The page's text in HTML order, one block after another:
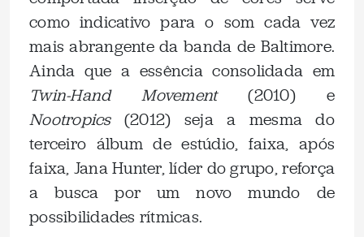
como indicativo para o som cada vez
mais abrangente da banda de Baltimore.
Ainda que a essência consolidada em
Twin-Hand Movement(2010) e
Nootropics(2012) seja a mesma do
terceiro álbum de estúdio, faixa, após
faixa, Jana Hunter, líder do grupo, reforça
a busca por um novo mundo de
possibilidades rítmicas.